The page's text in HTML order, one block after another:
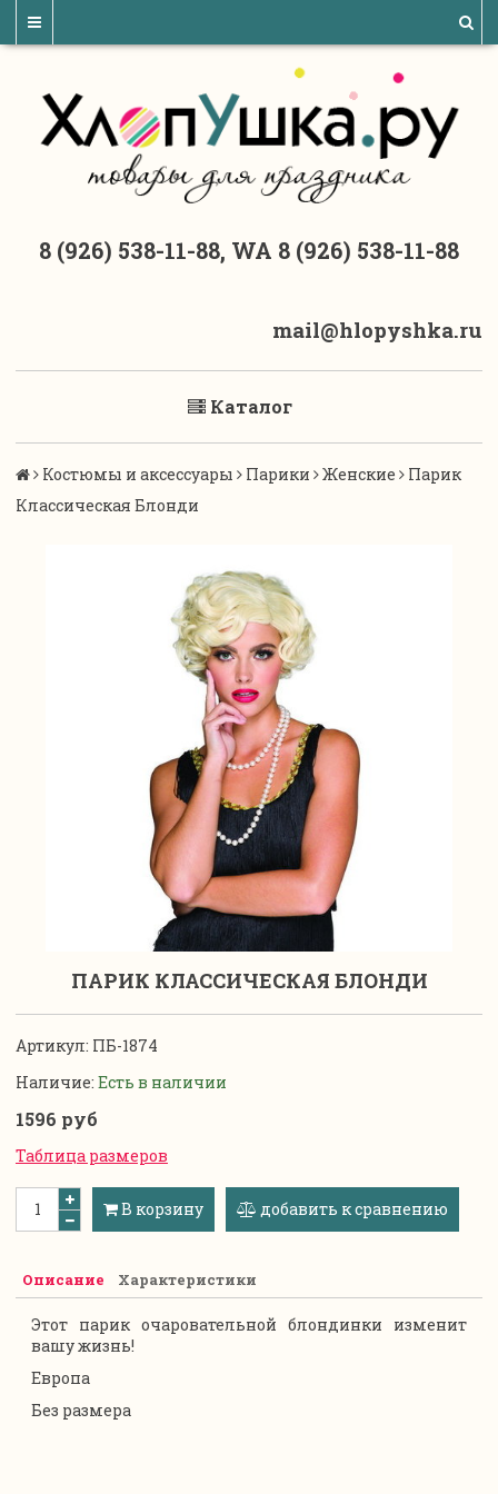
8 (926) 538-11-88, WA 8 (926) 538-11-88
mail@hlopyshka.ru
Каталог
Костюмы и аксессуары Парики Женские
Парик
Классическая Блонди
ПАРИК КЛАССИЧЕСКАЯ БЛОНДИ
Артикул: ПБ-1874
Наличие: Есть в наличии
1596 руб
Таблица размеров
В корзину добавить к сравнению
Описание Характеристики
Этот парик очаровательной блондинки изменит
вашу жизнь!
Европа
Без размера